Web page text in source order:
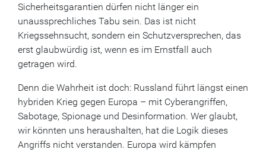
Sicherheitsgarantien dürfen nicht länger ein
unaussprechliches Tabu sein. Das ist nicht
Kriegssehnsucht, sondern ein Schutzversprechen, das
erst glaubwürdig ist, wenn es im Ernstfall auch
getragen wird.
Denn die Wahrheit ist doch: Russland führt längst einen
hybriden Krieg gegen Europa – mit Cyberangriffen,
Sabotage, Spionage und Desinformation. Wer glaubt,
wir könnten uns heraushalten, hat die Logik dieses
Angriffs nicht verstanden. Europa wird kämpfen